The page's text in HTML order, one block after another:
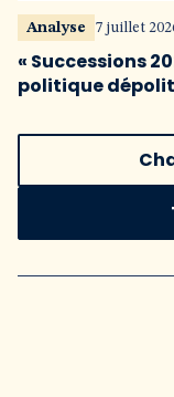
Analyse 7 juillet
« Successions
politique